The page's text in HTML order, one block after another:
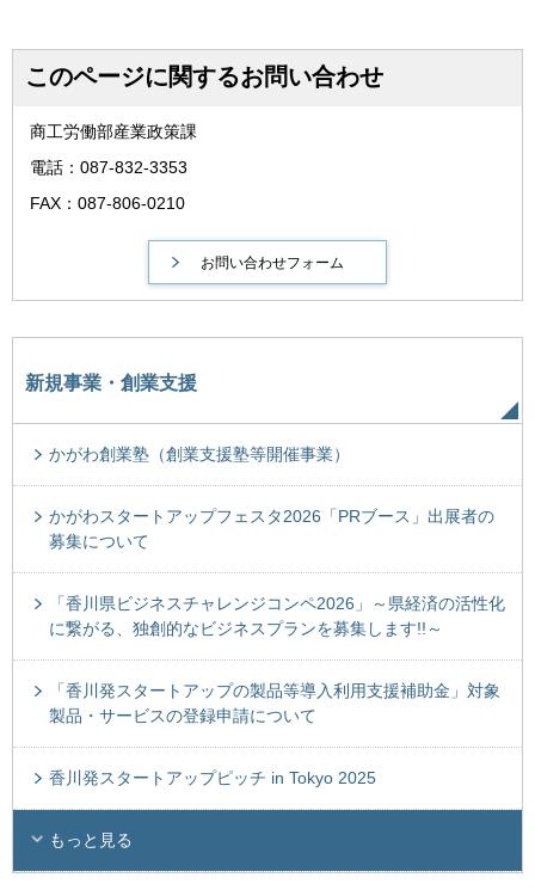
このページに関するお問い合わせ
商工労働部産業政策課
電話：087-832-3353
FAX：087-806-0210
新規事業・創業支援
かがわ創業塾（創業支援塾等開催事業）
かがわスタートアップフェスタ2026「PRブース」出展者の
募集について
「香川県ビジネスチャレンジコンペ2026」～県経済の活性化
に繋がる、独創的なビジネスプランを募集します!!～
「香川発スタートアップの製品等導入利用支援補助金」対象
製品・サービスの登録申請について
香川発スタートアップピッチ in Tokyo 2025
もっと見る